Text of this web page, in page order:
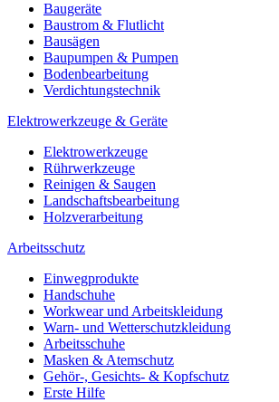
Baugeräte
Baustrom & Flutlicht
Bausägen
Baupumpen & Pumpen
Bodenbearbeitung
Verdichtungstechnik
Elektrowerkzeuge & Geräte
Elektrowerkzeuge
Rührwerkzeuge
Reinigen & Saugen
Landschaftsbearbeitung
Holzverarbeitung
Arbeitsschutz
Einwegprodukte
Handschuhe
Workwear und Arbeitskleidung
Warn- und Wetterschutzkleidung
Arbeitsschuhe
Masken & Atemschutz
Gehör-, Gesichts- & Kopfschutz
Erste Hilfe